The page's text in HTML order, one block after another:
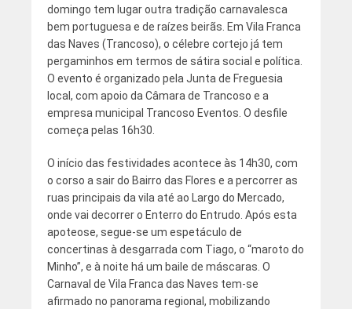
domingo tem lugar outra tradição carnavalesca
bem portuguesa e de raízes beirãs. Em Vila Franca
das Naves (Trancoso), o célebre cortejo já tem
pergaminhos em termos de sátira social e política.
O evento é organizado pela Junta de Freguesia
local, com apoio da Câmara de Trancoso e a
empresa municipal Trancoso Eventos. O desfile
começa pelas 16h30.
O início das festividades acontece às 14h30, com
o corso a sair do Bairro das Flores e a percorrer as
ruas principais da vila até ao Largo do Mercado,
onde vai decorrer o Enterro do Entrudo. Após esta
apoteose, segue-se um espetáculo de
concertinas à desgarrada com Tiago, o “maroto do
Minho”, e à noite há um baile de máscaras. O
Carnaval de Vila Franca das Naves tem-se
afirmado no panorama regional, mobilizando